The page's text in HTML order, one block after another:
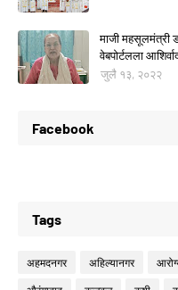
माजी महसूलमंत्री
वेबपोर्टलला
जुलै १३, २०२२
Facebook
Tags
अहमदनगर अहिल्यानगर